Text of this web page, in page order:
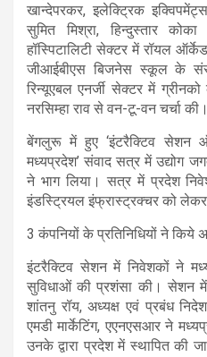
खान्देपरकर, इलेक्ट्रिक
सुमित मिश्रा, हिन्दुस्तार
हॉस्पिटालिटी सेक्टर में रॉयल
जीआईबीएस बिजनेस स्कूल के
रिन्यूएबल एनर्जी सेक्टर में
नरसिम्हा राव से वन-टू-वन चर्चा की।
बेंगलुरू में हुए ‘इंटरैक्टिव सेशन
मध्यप्रदेश’ संवाद सत्र में उद्योग
ने भाग लिया। सत्र में प्रदेश
इंडस्ट्रियल इंफ्रास्ट्रक्चर को
3 कंपनियों के प्रतिनिधियों ने किये
इंटरैक्टिव सेशन में निवेशकों ने
सुविधाओं की प्रशंसा की। सेशन में
शांतनु रॉय, अध्यक्ष एवं प्रबंध
एमडी मार्केटिंग, एएनएसआर ने
उनके द्वारा प्रदेश में स्थापित की